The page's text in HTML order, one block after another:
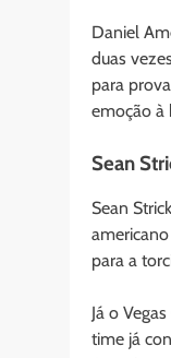
Daniel
duas
para
emoção à
Sean
Sean
para a
Já o
time já